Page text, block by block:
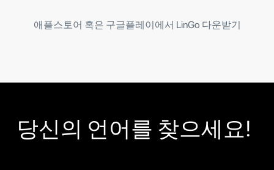
애플스토어 혹은 구글플레이에서 LinGo 다운받기
당신의 언어를 찾으세요!